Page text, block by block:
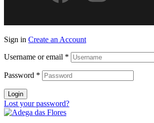
Sign in Create an Account
Username or email *
Password *
Login
Lost your password?